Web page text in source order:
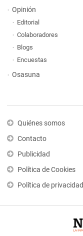
Opinión
Editorial
Colaboradores
Blogs
Encuestas
Osasuna
Quiénes somos
Contacto
Publicidad
Política de Cookies
Política de privacidad